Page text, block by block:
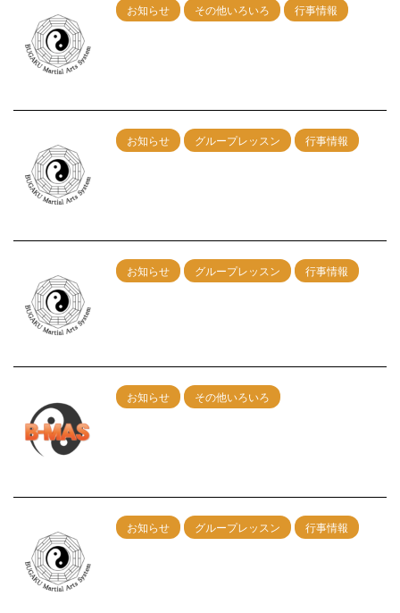
お知らせ その他いろいろ 行事情報
お知らせ グループレッスン 行事情報
お知らせ グループレッスン 行事情報
お知らせ その他いろいろ
お知らせ グループレッスン 行事情報